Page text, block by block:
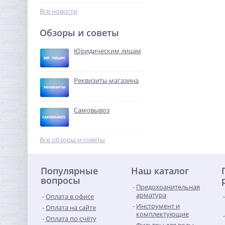
1 525,44
Колено резьбовое (ВР) 1" x
1" латунь UNI-FITT
1 492,00 руб.
-68%
Все новости
Обзоры и советы
Юридическим лицам
Реквизиты магазина
Самовывоз
Все обзоры и советы
Популярные
вопросы
Оплата в офисе
Оплата на сайте
Оплата по счёту
Наш каталог
Предохранительная
арматура
Инструмент и
комплектующие